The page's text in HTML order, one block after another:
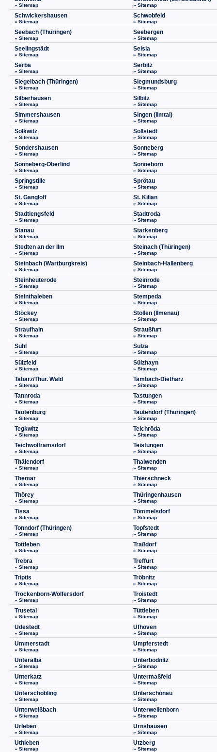
» Sitemap » Sitemap
Schwickershausen
» Sitemap
Schwobfeld
» Sitemap
Seebach (Thüringen)
» Sitemap
Seebergen
» Sitemap
Seelingstädt
» Sitemap
Seisla
» Sitemap
Serba
» Sitemap
Serbitz
» Sitemap
Siegelbach (Thüringen)
» Sitemap
Siegmundsburg
» Sitemap
Silberhausen
» Sitemap
Silbitz
» Sitemap
Simmershausen
» Sitemap
Singen (Ilmtal)
» Sitemap
Solkwitz
» Sitemap
Sollstedt
» Sitemap
Sondershausen
» Sitemap
Sonneberg
» Sitemap
Sonneberg-Oberlind
» Sitemap
Sonneborn
» Sitemap
Springstille
» Sitemap
Sprötau
» Sitemap
St. Gangloff
» Sitemap
St. Kilian
» Sitemap
Stadtlengsfeld
» Sitemap
Stadtroda
» Sitemap
Stanau
» Sitemap
Starkenberg
» Sitemap
Stedten an der Ilm
» Sitemap
Steinach (Thüringen)
» Sitemap
Steinbach (Wartburgkreis)
» Sitemap
Steinbach-Hallenberg
» Sitemap
Steinheuterode
» Sitemap
Steinrode
» Sitemap
Steinthaleben
» Sitemap
Stempeda
» Sitemap
Stöckey
» Sitemap
Stollen (Ilmenau)
» Sitemap
Straufhain
» Sitemap
Straußfurt
» Sitemap
Suhl
» Sitemap
Sulza
» Sitemap
Sülzfeld
» Sitemap
Sülzhayn
» Sitemap
Tabarz/Thür. Wald
» Sitemap
Tambach-Dietharz
» Sitemap
Tannroda
» Sitemap
Tastungen
» Sitemap
Tautenburg
» Sitemap
Tautendorf (Thüringen)
» Sitemap
Tegkwitz
» Sitemap
Teichröda
» Sitemap
Teichwolframsdorf
» Sitemap
Teistungen
» Sitemap
Thälendorf
» Sitemap
Thalwenden
» Sitemap
Themar
» Sitemap
Thierschneck
» Sitemap
Thörey
» Sitemap
Thüringenhausen
» Sitemap
Tissa
» Sitemap
Tömmelsdorf
» Sitemap
Tonndorf (Thüringen)
» Sitemap
Topfstedt
» Sitemap
Tottleben
» Sitemap
Traßdorf
» Sitemap
Trebra
» Sitemap
Treffurt
» Sitemap
Triptis
» Sitemap
Tröbnitz
» Sitemap
Trockenborn-Wolfersdorf
» Sitemap
Troistedt
» Sitemap
Trusetal
» Sitemap
Tüttleben
» Sitemap
Udestedt
» Sitemap
Ufhoven
» Sitemap
Ummerstadt
» Sitemap
Umpferstedt
» Sitemap
Unteralba
» Sitemap
Unterbodnitz
» Sitemap
Unterkatz
» Sitemap
Untermaßfeld
» Sitemap
Unterschöbling
» Sitemap
Unterschönau
» Sitemap
Unterweißbach
» Sitemap
Unterwellenborn
» Sitemap
Urleben
» Sitemap
Urnshausen
» Sitemap
Uthleben
» Sitemap
Utzberg
» Sitemap